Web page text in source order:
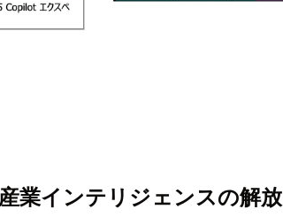
業インテリジェンスの解放